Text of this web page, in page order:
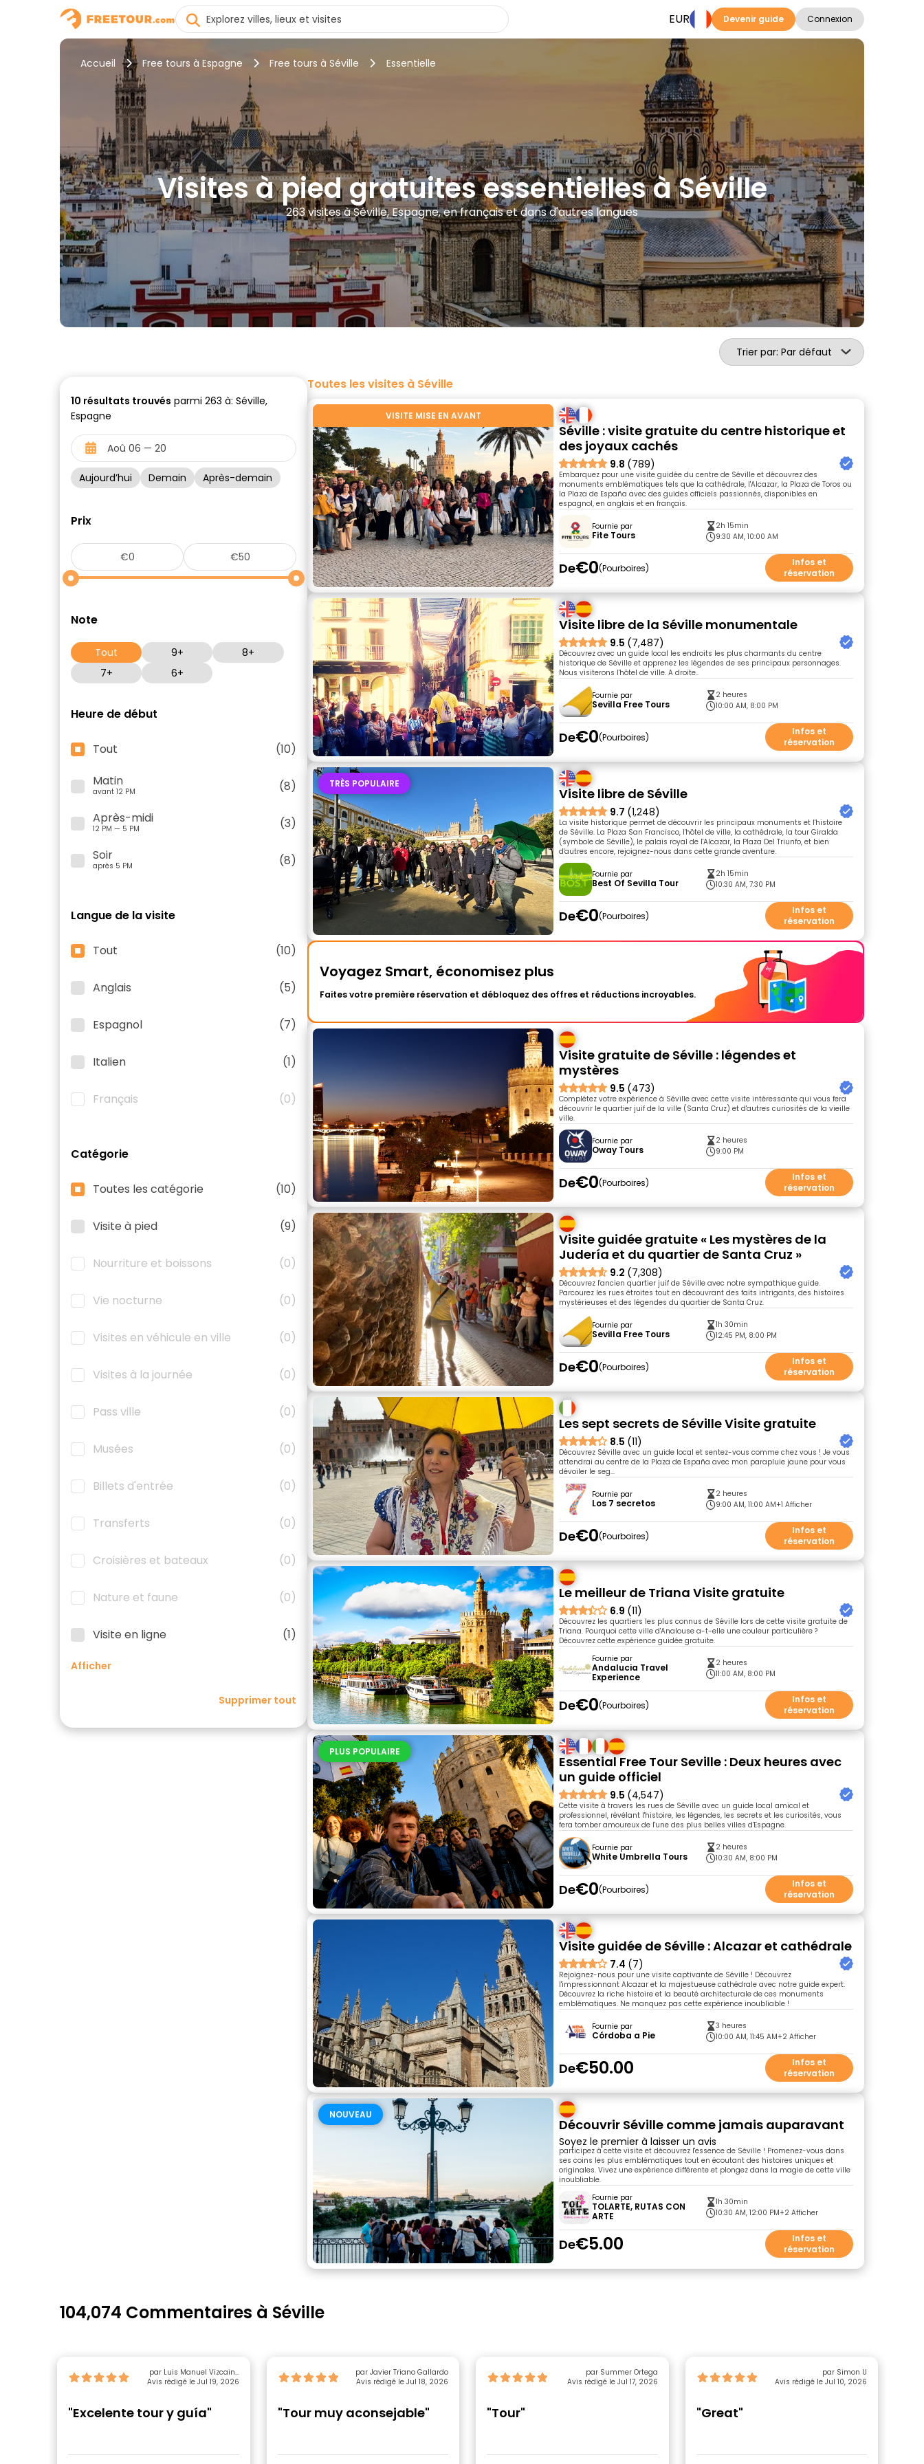
EUR Devenir guide Connexion
Accueil Free tours à Espagne Free tours à Séville Essentielle
Visites à pied gratuites essentielles à Séville
263 visites à Séville, Espagne, en français et dans d'autres langues
Trier par: Par défaut
10 résultats trouvés parmi 263 à: Séville,
Espagne
Aujourd’hui Demain Après-demain
Prix
Note
Tout 9+
8+
7+
6+
Heure de début
Tout
(10)
Matin
avant 12 PM
(8)
Après-midi
12 PM — 5 PM
(3)
Soir
après 5 PM (8)
Langue de la visite
Tout (10)
Anglais (5)
Espagnol (7)
Italien (1)
Français (0)
Catégorie
Toutes les catégorie (10)
Visite à pied (9)
Nourriture et boissons (0)
Vie nocturne (0)
Visites en véhicule en ville (0)
Visites à la journée (0)
Pass ville (0)
Musées (0)
Billets d'entrée (0)
Transferts (0)
Croisières et bateaux (0)
Nature et faune (0)
Visite en ligne (1)
Afficher
Supprimer tout
Toutes les visites à Séville
VISITE MISE EN AVANT
Séville : visite gratuite du centre historique et
des joyaux cachés
9.8 (789)
Embarquez pour une visite guidée du centre de Séville et découvrez des
monuments emblématiques tels que la cathédrale, l'Alcazar, la Plaza de Toros ou
la Plaza de España avec des guides officiels passionnés, disponibles en
espagnol, en anglais et en français.
Fournie par
Fite Tours
2h 15min
9:30 AM, 10:00 AM
De€0 Pourboires
Infos et
réservation
Visite libre de la Séville monumentale
9.5 (7,487)
Découvrez avec un guide local les endroits les plus charmants du centre
historique de Séville et apprenez les légendes de ses principaux personnages.
Nous visiterons l'hôtel de ville. A droite..
Fournie par
Sevilla Free Tours
2 heures
10:00 AM, 8:00 PM
De€0 Pourboires
Infos et
réservation
TRÈS POPULAIRE
Visite libre de Séville
9.7 (1,248)
La visite historique permet de découvrir les principaux monuments et l'histoire
de Séville. La Plaza San Francisco, l'hôtel de ville, la cathédrale, la tour Giralda
(symbole de Séville), le palais royal de l'Alcazar, la Plaza Del Triunfo, et bien
d'autres encore, rejoignez-nous dans cette grande aventure.
Fournie par
Best Of Sevilla Tour
2h 15min
10:30 AM, 7:30 PM
De€0 Pourboires
Infos et
réservation
Voyagez Smart, économisez plus
Faites votre première réservation et débloquez des offres et réductions incroyables.
Visite gratuite de Séville : légendes et
mystères
9.5 (473)
Complétez votre expérience à Séville avec cette visite intéressante qui vous fera
découvrir le quartier juif de la ville (Santa Cruz) et d'autres curiosités de la vieille
ville.
Fournie par
Oway Tours
2 heures
9:00 PM
De€0 Pourboires
Infos et
réservation
Visite guidée gratuite « Les mystères de la
Judería et du quartier de Santa Cruz »
9.2 (7,308)
Découvrez l'ancien quartier juif de Séville avec notre sympathique guide.
Parcourez les rues étroites tout en découvrant des faits intrigants, des histoires
mystérieuses et des légendes du quartier de Santa Cruz.
Fournie par
Sevilla Free Tours
1h 30min
12:45 PM, 8:00 PM
De€0 Pourboires
Infos et
réservation
Les sept secrets de Séville Visite gratuite
8.5 (11)
Découvrez Séville avec un guide local et sentez-vous comme chez vous ! Je vous
attendrai au centre de la Plaza de España avec mon parapluie jaune pour vous
dévoiler le seg...
Fournie par
Los 7 secretos
2 heures
9:00 AM, 11:00 AM+1 Afficher
De€0 Pourboires
Infos et
réservation
Le meilleur de Triana Visite gratuite
6.9 (11)
Découvrez les quartiers les plus connus de Séville lors de cette visite gratuite de
Triana. Pourquoi cette ville d'Analouse a-t-elle une couleur particulière ?
Découvrez cette expérience guidée gratuite.
Fournie par
Andalucia Travel
Experience
2 heures
11:00 AM, 8:00 PM
De€0 Pourboires
Infos et
réservation
PLUS POPULAIRE
Essential Free Tour Seville : Deux heures avec
un guide officiel
9.5 (4,547)
Cette visite à travers les rues de Séville avec un guide local amical et
professionnel, révélant l'histoire, les légendes, les secrets et les curiosités, vous
fera tomber amoureux de l'une des plus belles villes d'Espagne.
Fournie par
White Umbrella Tours
2 heures
10:30 AM, 8:00 PM
De€0 Pourboires
Infos et
réservation
Visite guidée de Séville : Alcazar et cathédrale
7.4 (7)
Rejoignez-nous pour une visite captivante de Séville ! Découvrez
l'impressionnant Alcazar et la majestueuse cathédrale avec notre guide expert.
Découvrez la riche histoire et la beauté architecturale de ces monuments
emblématiques. Ne manquez pas cette expérience inoubliable !
Fournie par
Córdoba a Pie
3 heures
10:00 AM, 11:45 AM+2 Afficher
De€50.00
Infos et
réservation
NOUVEAU
Découvrir Séville comme jamais auparavant
Soyez le premier à laisser un avis
participez à cette visite et découvrez l'essence de Séville ! Promenez-vous dans
ses coins les plus emblématiques tout en écoutant des histoires uniques et
originales. Vivez une expérience différente et plongez dans la magie de cette ville
inoubliable.
Fournie par
TOLARTE, RUTAS CON
ARTE
1h 30min
10:30 AM, 12:00 PM+2 Afficher
De€5.00
Infos et
réservation
104,074 Commentaires à Séville
par Luis Manuel Vizcaino
Guevara
Avis rédigé le Jul 19, 2026
"Excelente tour y guía"
par Javier Triano Gallardo
Avis rédigé le Jul 18, 2026
"Tour muy aconsejable"
par Summer Ortega
Avis rédigé le Jul 17, 2026
"Tour"
par Simon U
Avis rédigé le Jul 10, 2026
"Great"